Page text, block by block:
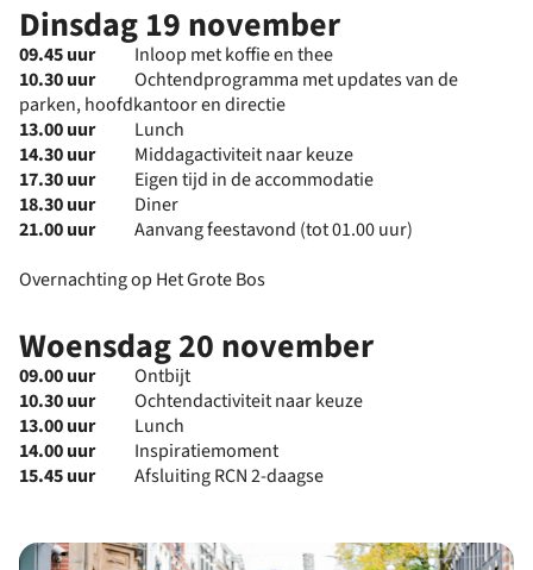
Dinsdag 19 november
09.45uur
Inloop met koffie en thee
10.30 uurOchtendprogramma met updates van de
parken, hoofdkantoor en directie
13.00 uur Lunch
14.30 uur
Middagactiviteit naar keuze
17.30 uurEigen tijd in de accommodatie
18.30 uurDiner
21.00 uur Aanvang feestavond (tot 01.00 uur)
Overnachting op Het Grote Bos
Woensdag 20 november
09.00 uur Ontbijt
10.30 uur
Ochtendactiviteit naar keuze
13.00 uur
Lunch
14.00 uur Inspiratiemoment
15.45 uur
Afsluiting RCN 2-daagse